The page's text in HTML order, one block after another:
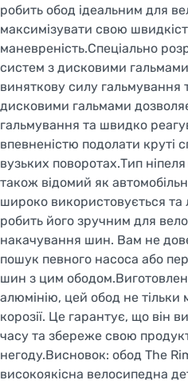
робить обод ідеальним для
максимізувати свою
маневреність.Спеціально
систем з дисковими
виняткову силу гальмування
дисковими гальмами
гальмування та швидко
впевненістю подолати круті
вузьких поворотах.Тип
також відомий як
широко використовується
робить його зручним для
накачування шин. Вам не
пошук певного насоса або
шин з цим
алюмінію, цей обод не тільки
корозії. Це гарантує, що він
часу та збереже свою
негоду.Висновок: обод The
високоякісна велосипедна